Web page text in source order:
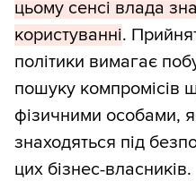
цьому сенсі влада
користуванні.
політики вимагає
пошуку компромісів
фізичними особами,
знаходяться під
цих бізнес-власників.